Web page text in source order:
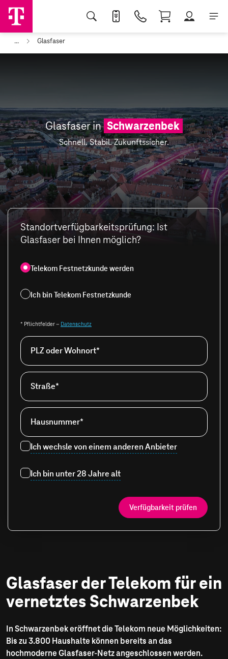
... Glasfaser
Glasfaser in Schwarzenbek
Schnell. Stabil. Zukunftssicher.
Standortverfügbarkeitsprüfung: Ist
Glasfaser bei Ihnen möglich?
Telekom Festnetzkunde werden
Ich bin Telekom Festnetzkunde
* Pflichtfelder – Datenschutz
PLZ oder Wohnort*
Straße*
Hausnummer*
Ich wechsle von einem anderen Anbieter
Ich bin unter 28 Jahre alt
Verfügbarkeit prüfen
Glasfaser der Telekom für ein
vernetztes Schwarzenbek
In Schwarzenbek eröffnet die Telekom neue Möglichkeiten:
Bis zu 3.800 Haushalte können bereits an das
hochmoderne Glasfaser-Netz angeschlossen werden.